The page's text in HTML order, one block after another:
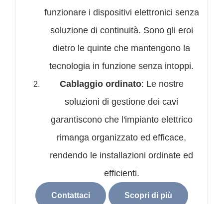
funzionare i dispositivi elettronici senza
soluzione di continuità. Sono gli eroi
dietro le quinte che mantengono la
tecnologia in funzione senza intoppi.
Cablaggio ordinato: Le nostre
soluzioni di gestione dei cavi
garantiscono che l'impianto elettrico
rimanga organizzato ed efficace,
rendendo le installazioni ordinate ed
efficienti.
Contattaci Scopri di più